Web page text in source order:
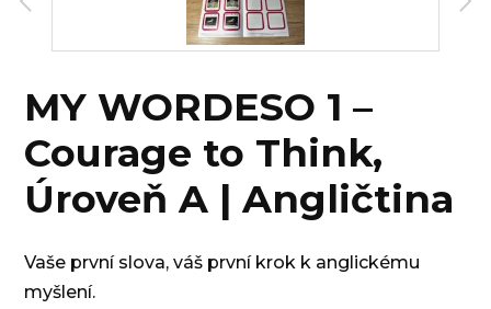
MY WORDESO 1 –
Courage to Think,
Úroveň A | Angličtina
Vaše první slova, váš první krok k anglickému
myšlení.